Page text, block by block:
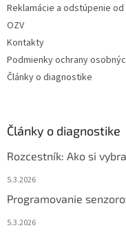
Reklamácie a odstúpenie
OZV
Kontakty
Podmienky ochrany
Články o diagnostike
Články o diagnostike
Rozcestník: Ako si
5.3.2026
Programovanie
5.3.2026